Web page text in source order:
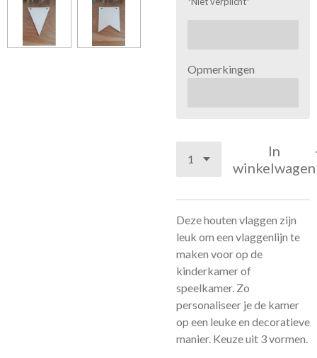
Opmerkingen
In
winkelwagen
Deze houten vlaggen zijn
leuk om een vlaggenlijn te
maken voor op de
kinderkamer of
speelkamer. Zo
personaliseer je de kamer
op een leuke en decoratieve
manier. Keuze uit 3 vormen.